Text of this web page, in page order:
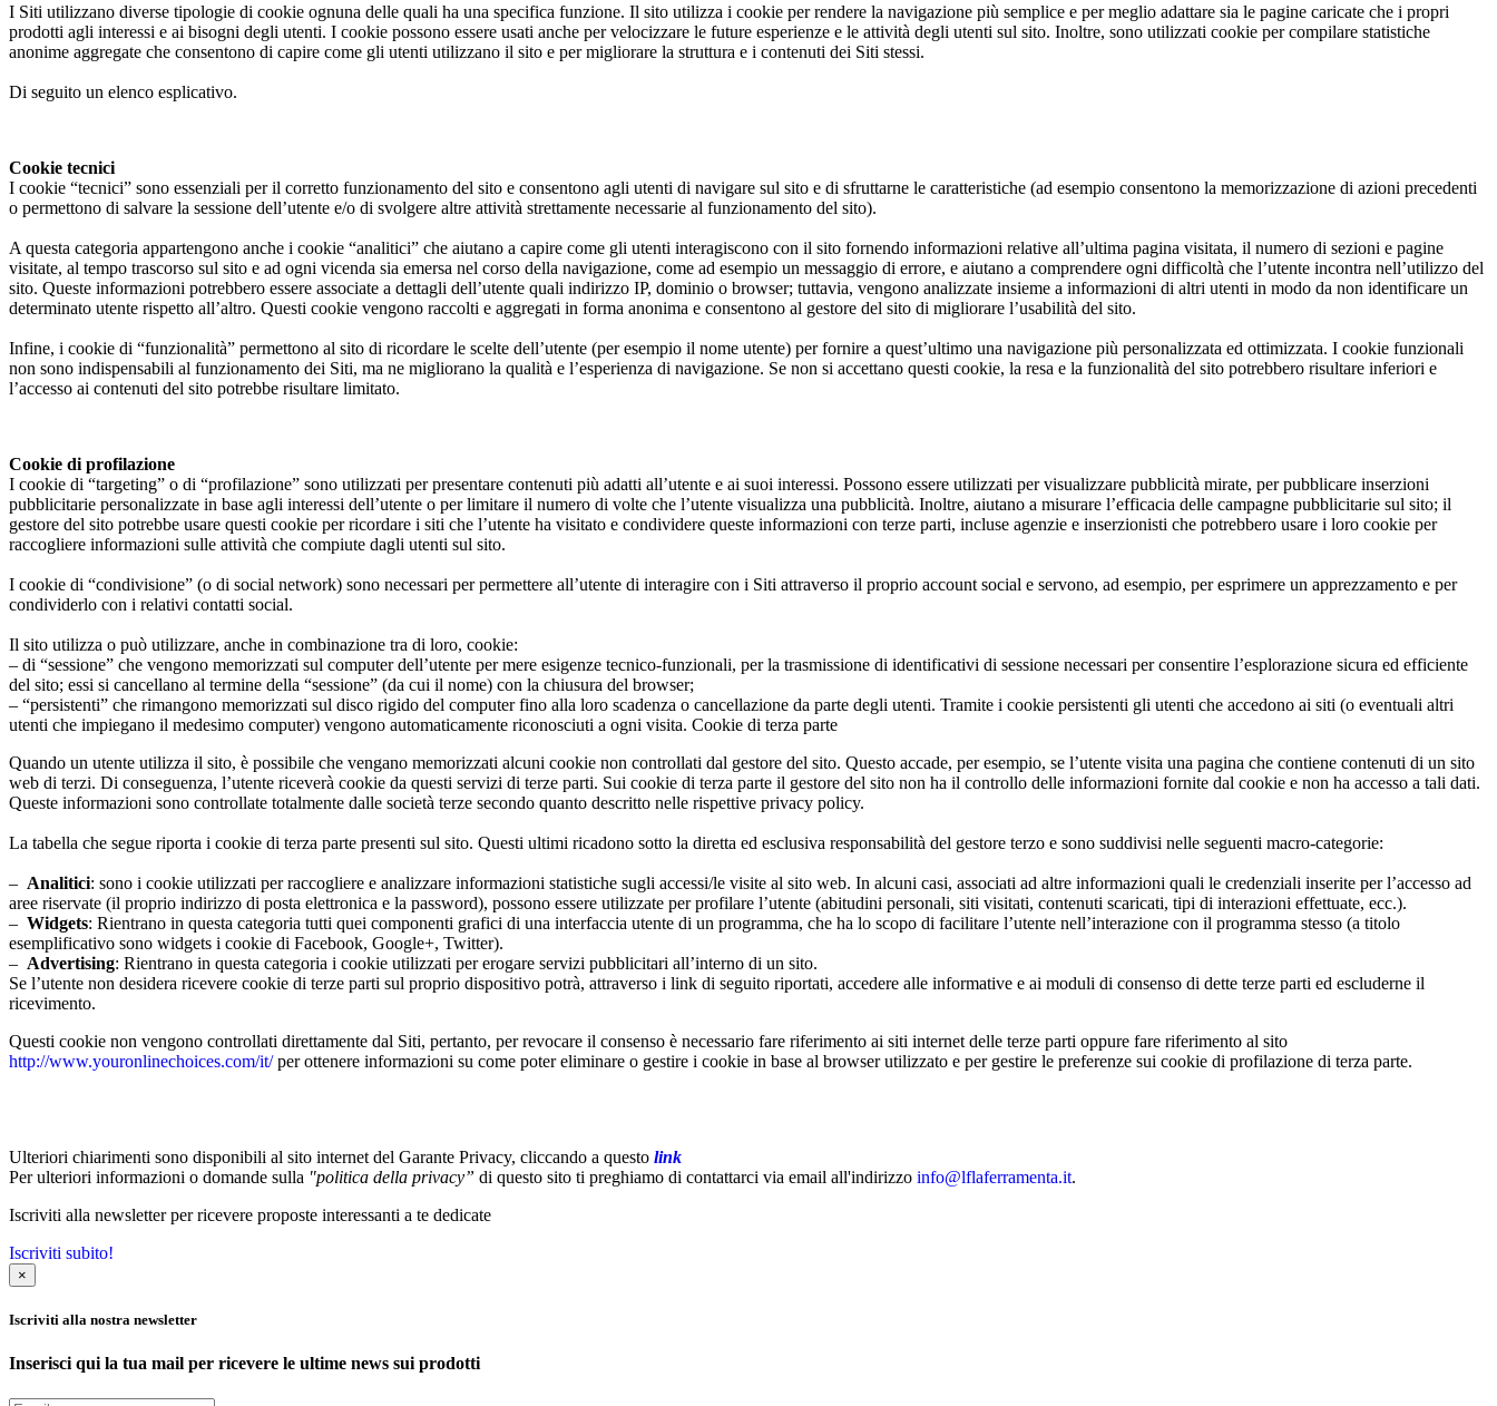
I Siti utilizzano diverse tipologie di cookie ognuna delle quali ha una specifica funzione. Il sito utilizza i cookie per rendere la navigazione più semplice e per meglio adattare sia le pagine caricate che i propri
prodotti agli interessi e ai bisogni degli utenti. I cookie possono essere usati anche per velocizzare le future esperienze e le attività degli utenti sul sito. Inoltre, sono utilizzati cookie per compilare statistiche
anonime aggregate che consentono di capire come gli utenti utilizzano il sito e per migliorare la struttura e i contenuti dei Siti stessi.
Di seguito un elenco esplicativo.
Cookie tecnici
I cookie “tecnici” sono essenziali per il corretto funzionamento del sito e consentono agli utenti di navigare sul sito e di sfruttarne le caratteristiche (ad esempio consentono la memorizzazione di azioni precedenti
o permettono di salvare la sessione dell’utente e/o di svolgere altre attività strettamente necessarie al funzionamento del sito).
A questa categoria appartengono anche i cookie “analitici” che aiutano a capire come gli utenti interagiscono con il sito fornendo informazioni relative all’ultima pagina visitata, il numero di sezioni e pagine
visitate, al tempo trascorso sul sito e ad ogni vicenda sia emersa nel corso della navigazione, come ad esempio un messaggio di errore, e aiutano a comprendere ogni difficoltà che l’utente incontra nell’utilizzo del
sito. Queste informazioni potrebbero essere associate a dettagli dell’utente quali indirizzo IP, dominio o browser; tuttavia, vengono analizzate insieme a informazioni di altri utenti in modo da non identificare un
determinato utente rispetto all’altro. Questi cookie vengono raccolti e aggregati in forma anonima e consentono al gestore del sito di migliorare l’usabilità del sito.
Infine, i cookie di “funzionalità” permettono al sito di ricordare le scelte dell’utente (per esempio il nome utente) per fornire a quest’ultimo una navigazione più personalizzata ed ottimizzata. I cookie funzionali
non sono indispensabili al funzionamento dei Siti, ma ne migliorano la qualità e l’esperienza di navigazione. Se non si accettano questi cookie, la resa e la funzionalità del sito potrebbero risultare inferiori e
l’accesso ai contenuti del sito potrebbe risultare limitato.
Cookie di profilazione
I cookie di “targeting” o di “profilazione” sono utilizzati per presentare contenuti più adatti all’utente e ai suoi interessi. Possono essere utilizzati per visualizzare pubblicità mirate, per pubblicare inserzioni
pubblicitarie personalizzate in base agli interessi dell’utente o per limitare il numero di volte che l’utente visualizza una pubblicità. Inoltre, aiutano a misurare l’efficacia delle campagne pubblicitarie sul sito; il
gestore del sito potrebbe usare questi cookie per ricordare i siti che l’utente ha visitato e condividere queste informazioni con terze parti, incluse agenzie e inserzionisti che potrebbero usare i loro cookie per
raccogliere informazioni sulle attività che compiute dagli utenti sul sito.
I cookie di “condivisione” (o di social network) sono necessari per permettere all’utente di interagire con i Siti attraverso il proprio account social e servono, ad esempio, per esprimere un apprezzamento e per
condividerlo con i relativi contatti social.
Il sito utilizza o può utilizzare, anche in combinazione tra di loro, cookie:
– di “sessione” che vengono memorizzati sul computer dell’utente per mere esigenze tecnico-funzionali, per la trasmissione di identificativi di sessione necessari per consentire l’esplorazione sicura ed efficiente
del sito; essi si cancellano al termine della “sessione” (da cui il nome) con la chiusura del browser;
– “persistenti” che rimangono memorizzati sul disco rigido del computer fino alla loro scadenza o cancellazione da parte degli utenti. Tramite i cookie persistenti gli utenti che accedono ai siti (o eventuali altri
utenti che impiegano il medesimo computer) vengono automaticamente riconosciuti a ogni visita. Cookie di terza parte
Quando un utente utilizza il sito, è possibile che vengano memorizzati alcuni cookie non controllati dal gestore del sito. Questo accade, per esempio, se l’utente visita una pagina che contiene contenuti di un sito
web di terzi. Di conseguenza, l’utente riceverà cookie da questi servizi di terze parti. Sui cookie di terza parte il gestore del sito non ha il controllo delle informazioni fornite dal cookie e non ha accesso a tali dati.
Queste informazioni sono controllate totalmente dalle società terze secondo quanto descritto nelle rispettive privacy policy.
La tabella che segue riporta i cookie di terza parte presenti sul sito. Questi ultimi ricadono sotto la diretta ed esclusiva responsabilità del gestore terzo e sono suddivisi nelle seguenti macro-categorie:
– Analitici: sono i cookie utilizzati per raccogliere e analizzare informazioni statistiche sugli accessi/le visite al sito web. In alcuni casi, associati ad altre informazioni quali le credenziali inserite per l’accesso ad
aree riservate (il proprio indirizzo di posta elettronica e la password), possono essere utilizzate per profilare l’utente (abitudini personali, siti visitati, contenuti scaricati, tipi di interazioni effettuate, ecc.).
– Widgets: Rientrano in questa categoria tutti quei componenti grafici di una interfaccia utente di un programma, che ha lo scopo di facilitare l’utente nell’interazione con il programma stesso (a titolo
esemplificativo sono widgets i cookie di Facebook, Google+, Twitter).
– Advertising: Rientrano in questa categoria i cookie utilizzati per erogare servizi pubblicitari all’interno di un sito.
Se l’utente non desidera ricevere cookie di terze parti sul proprio dispositivo potrà, attraverso i link di seguito riportati, accedere alle informative e ai moduli di consenso di dette terze parti ed escluderne il
ricevimento.
Questi cookie non vengono controllati direttamente dal Siti, pertanto, per revocare il consenso è necessario fare riferimento ai siti internet delle terze parti oppure fare riferimento al sito
http://www.youronlinechoices.com/it/per ottenere informazioni su come poter eliminare o gestire i cookie in base al browser utilizzato e per gestire le preferenze sui cookie di profilazione di terza parte.
Ulteriori chiarimenti sono disponibili al sito internet del Garante Privacy, cliccando a questo link
Per ulteriori informazioni o domande sulla "politica della privacy” di questo sito ti preghiamo di contattarci via email all'indirizzo info@lflaferramenta.it.
Iscriviti alla newsletter per ricevere proposte interessanti a te dedicate
Iscriviti subito!
×
Iscriviti alla nostra newsletter
Inserisci qui la tua mail per ricevere le ultime news sui prodotti